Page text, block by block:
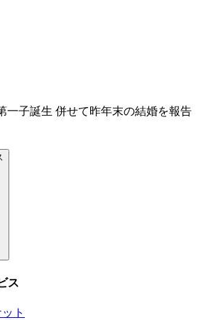
一子誕生 併せて昨年末の結婚を報告
ス
ト